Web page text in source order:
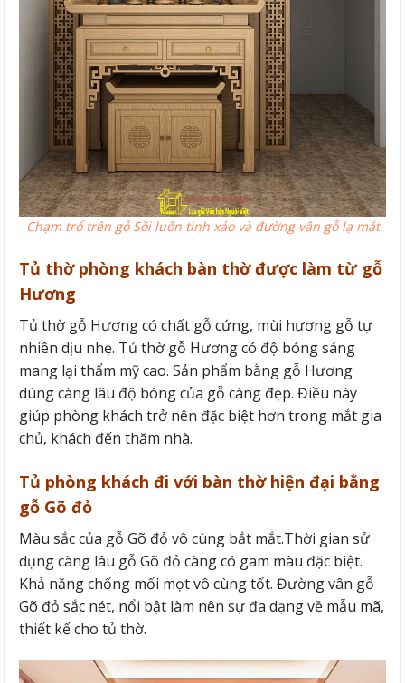
Chạm trổ trên gỗ Sồi luôn tinh xảo và đường vân gỗ lạ mắt
Tủ thờ phòng khách bàn thờ được làm từ gỗ
Hương
Tủ thờ gỗ Hương có chất gỗ cứng, mùi hương gỗ tự
nhiên dịu nhẹ. Tủ thờ gỗ Hương có độ bóng sáng
mang lại thẩm mỹ cao. Sản phẩm bằng gỗ Hương
dùng càng lâu độ bóng của gỗ càng đẹp. Điều này
giúp phòng khách trở nên đặc biệt hơn trong mắt gia
chủ, khách đến thăm nhà.
Tủ phòng khách đi với bàn thờ hiện đại bằng
gỗ Gõ đỏ
Màu sắc của gỗ Gõ đỏ vô cùng bắt mắt.Thời gian sử
dụng càng lâu gỗ Gõ đỏ càng có gam màu đặc biệt.
Khả năng chống mối mọt vô cùng tốt. Đường vân gỗ
Gõ đỏ sắc nét, nổi bật làm nên sự đa dạng về mẫu mã,
thiết kế cho tủ thờ.